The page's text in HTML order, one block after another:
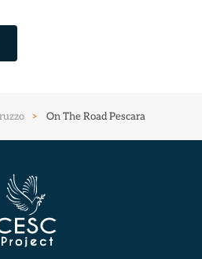
On The Road Pescara